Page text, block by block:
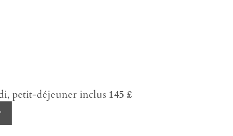
petit-déjeuner inclus 145 £